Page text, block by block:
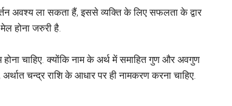
अवश्य ला सकता हैं, इससे व्यक्ति के लिए सफलता के द्वार
होना जरुरी है.
चाहिए. क्योंकि नाम के अर्थ में समाहित गुण और अवगुण
चन्द्र राशि के आधार पर ही नामकरण करना चाहिए.